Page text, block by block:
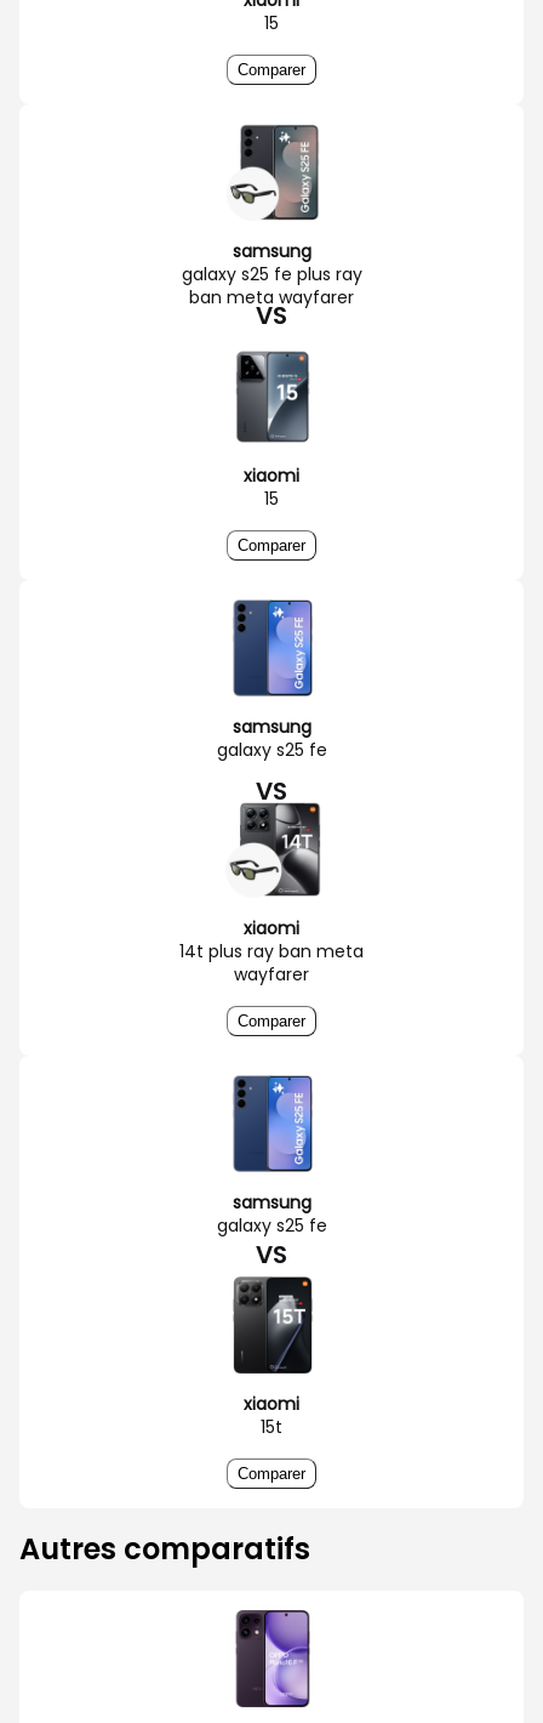
15
Comparer
samsung
galaxy s25 fe plus ray
ban meta wayfarer
VS
xiaomi
15
Comparer
samsung
galaxy s25 fe
VS
xiaomi
14t plus ray ban meta
wayfarer
Comparer
samsung
galaxy s25 fe
VS
xiaomi
15t
Comparer
Autres comparatifs